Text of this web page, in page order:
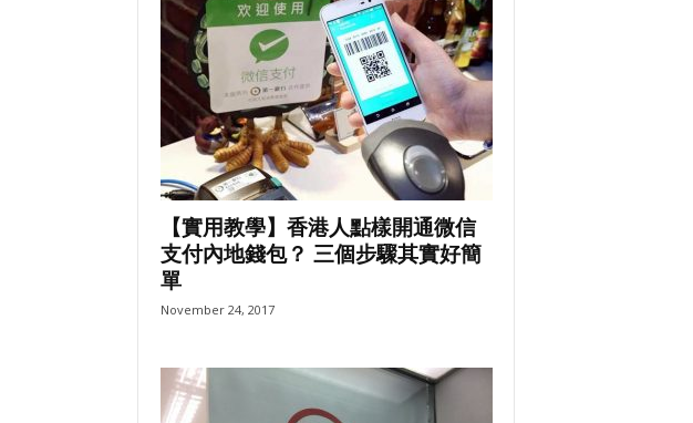
【實用教學】香港人點樣開通微信
支付內地錢包？ 三個步驟其實好簡
單
November 24, 2017